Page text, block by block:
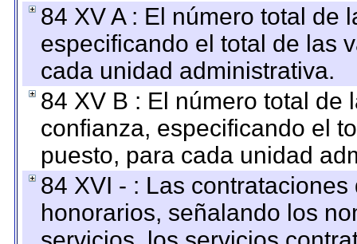
84 XV A : El número total de
especificando el total de las
cada unidad administrativa.
84 XV B : El número total de
confianza, especificando el
puesto, para cada unidad
84 XVI - : Las
honorarios, señalando los